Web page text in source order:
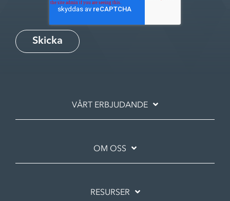
VÅRT ERBJUDANDE
OM OSS
RESURSER